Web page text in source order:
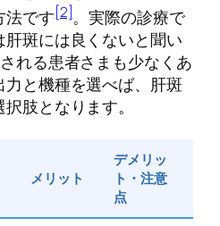
法です[2]。実際の診療で
斑には良くないと聞い
れる患者さまも少なくあ
力と機種を選べば、肝斑
肢となります。
メリット
デメリッ
ト・注意
点